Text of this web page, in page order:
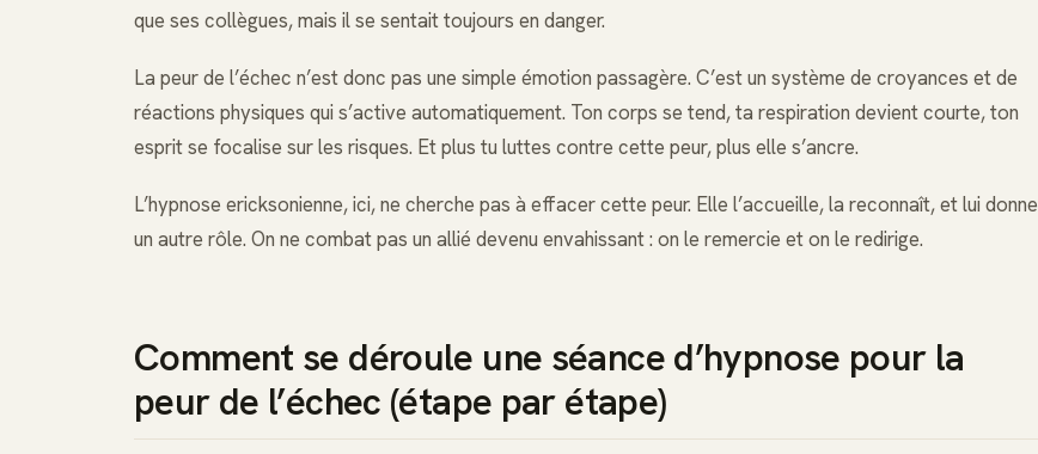
que ses collègues, mais il se sentait toujours en danger.
La peur de l’échec n’est donc pas une simple émotion passagère. C’est un système de croyances et de
réactions physiques qui s’active automatiquement. Ton corps se tend, ta respiration devient courte, ton
esprit se focalise sur les risques. Et plus tu luttes contre cette peur, plus elle s’ancre.
L’hypnose ericksonienne, ici, ne cherche pas à effacer cette peur. Elle l’accueille, la reconnaît, et lui donne
un autre rôle. On ne combat pas un allié devenu envahissant : on le remercie et on le redirige.
Comment se déroule une séance d’hypnose pour la
peur de l’échec (étape par étape)